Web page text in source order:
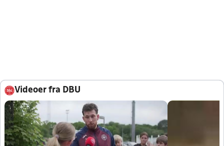
Videoer fra DBU